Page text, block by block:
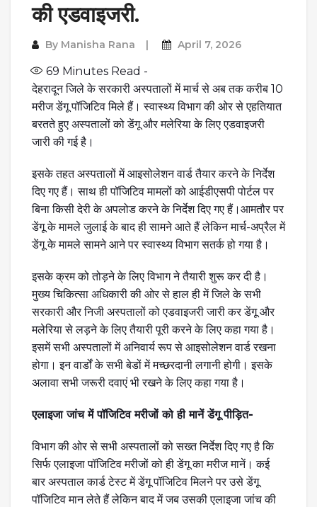
की एडवाइजरी.
By Manisha Rana April 7, 2026
69 Minutes Read -
देहरादून जिले के सरकारी अस्पतालों में मार्च से अब तक करीब 10
मरीज डेंगू पॉजिटिव मिले हैं। स्वास्थ्य विभाग की ओर से एहतियात
बरतते हुए अस्पतालों को डेंगू और मलेरिया के लिए एडवाइजरी
जारी की गई है।
इसके तहत अस्पतालों में आइसोलेशन वार्ड तैयार करने के निर्देश
दिए गए हैं। साथ ही पॉजिटिव मामलों को आईडीएसपी पोर्टल पर
बिना किसी देरी के अपलोड करने के निर्देश दिए गए हैं।आमतौर पर
डेंगू के मामले जुलाई के बाद ही सामने आते हैं लेकिन मार्च-अप्रैल में
डेंगू के मामले सामने आने पर स्वास्थ्य विभाग सतर्क हो गया है।
इसके क्रम को तोड़ने के लिए विभाग ने तैयारी शुरू कर दी है।
मुख्य चिकित्सा अधिकारी की ओर से हाल ही में जिले के सभी
सरकारी और निजी अस्पतालों को एडवाइजरी जारी कर डेंगू और
मलेरिया से लड़ने के लिए तैयारी पूरी करने के लिए कहा गया है।
इसमें सभी अस्पतालों में अनिवार्य रूप से आइसोलेशन वार्ड रखना
होगा। इन वार्डों के सभी बेडों में मच्छरदानी लगानी होगी। इसके
अलावा सभी जरूरी दवाएं भी रखने के लिए कहा गया है।
एलाइजा जांच में पॉजिटिव मरीजों को ही मानें डेंगू पीड़ित-
विभाग की ओर से सभी अस्पतालों को सख्त निर्देश दिए गए है कि
सिर्फ एलाइजा पॉजिटिव मरीजों को ही डेंगू का मरीज मानें। कई
बार अस्पताल कार्ड टेस्ट में डेंगू पॉजिटिव मिलने पर उसे डेंगू
पॉजिटिव मान लेते हैं लेकिन बाद में जब उसकी एलाइजा जांच की